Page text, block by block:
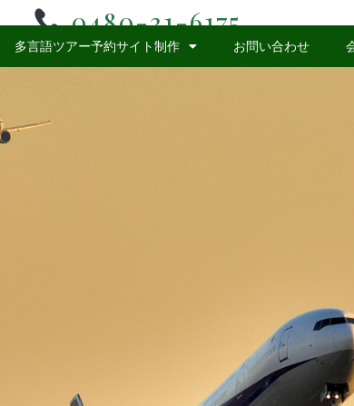
0480-31-6175
多言語ツアー予約サイト制作 お問い合わせ